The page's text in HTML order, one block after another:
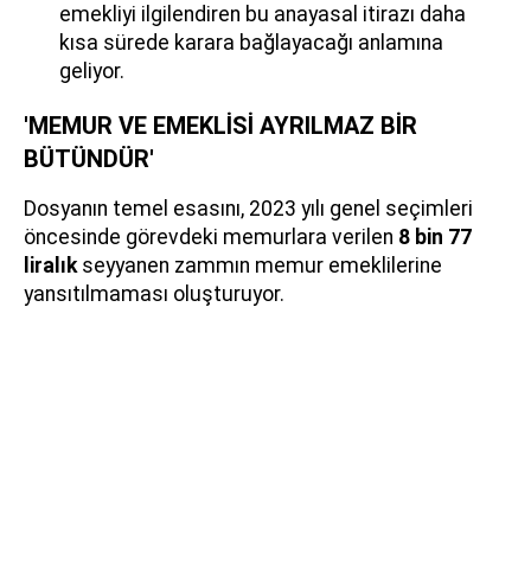
emekliyi ilgilendiren bu anayasal itirazı daha
kısa sürede karara bağlayacağı anlamına
geliyor.
'MEMUR VE EMEKLİSİ AYRILMAZ BİR
BÜTÜNDÜR'
Dosyanın temel esasını, 2023 yılı genel seçimleri
öncesinde görevdeki memurlara verilen 8 bin 77
liralık seyyanen zammın memur emeklilerine
yansıtılmaması oluşturuyor.